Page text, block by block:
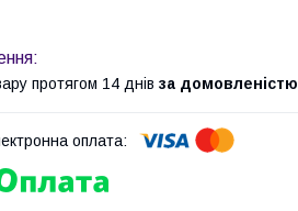
протягом 14 днів за домовленістю